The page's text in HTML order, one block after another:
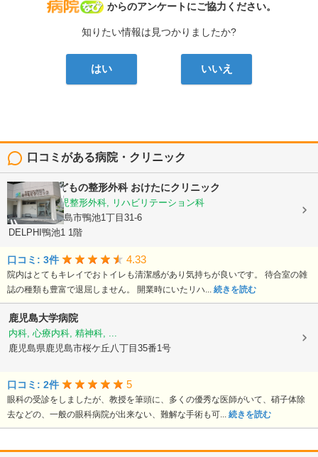
病院なび
からのアンケートにご協力ください。
知りたい情報は見つかりましたか?
はい いいえ
口コミがある病院・クリニック
おとなとこどもの整形外科 おけたにクリニック
整形外科, 小児整形外科, リハビリテーション科
鹿児島県鹿児島市鴨池1丁目31-6
DELPHI鴨池1 1階
口コミ: 3件 4.33
院内はとてもキレイでおトイレも清潔感があり気持ちが良いです。 待合室の雑
誌の種類も豊富で退屈しません。 開業時にいたリハ... 続きを読む
鹿児島大学病院
内科, 心療内科, 精神科, ...
鹿児島県鹿児島市桜ケ丘八丁目35番1号
口コミ: 2件 5
眼科の受診をしましたが、教授を筆頭に、多くの優秀な医師がいて、硝子体除
去などの、一般の眼科病院が出来ない、難解な手術も可... 続きを読む